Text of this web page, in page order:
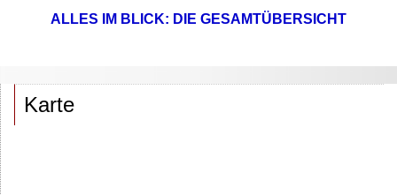
ALLES IM BLICK: DIE GESAMTÜBERSICHT
Karte